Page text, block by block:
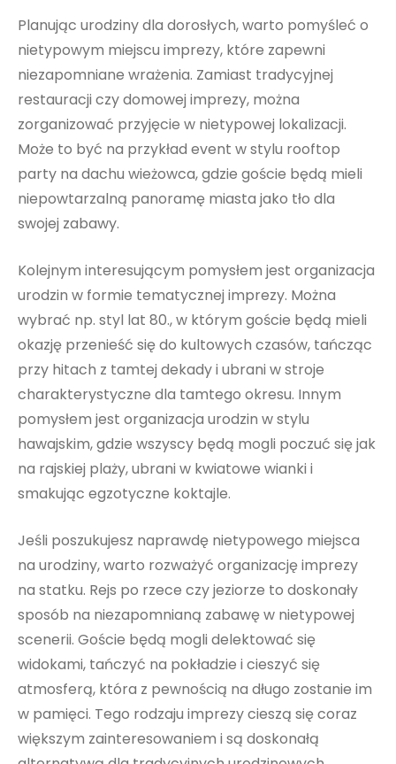
Planując urodziny dla dorosłych, warto pomyśleć o
nietypowym miejscu imprezy, które zapewni
niezapomniane wrażenia. Zamiast tradycyjnej
restauracji czy domowej imprezy, można
zorganizować przyjęcie w nietypowej lokalizacji.
Może to być na przykład event w stylu rooftop
party na dachu wieżowca, gdzie goście będą mieli
niepowtarzalną panoramę miasta jako tło dla
swojej zabawy.
Kolejnym interesującym pomysłem jest organizacja
urodzin w formie tematycznej imprezy. Można
wybrać np. styl lat 80., w którym goście będą mieli
okazję przenieść się do kultowych czasów, tańcząc
przy hitach z tamtej dekady i ubrani w stroje
charakterystyczne dla tamtego okresu. Innym
pomysłem jest organizacja urodzin w stylu
hawajskim, gdzie wszyscy będą mogli poczuć się jak
na rajskiej plaży, ubrani w kwiatowe wianki i
smakując egzotyczne koktajle.
Jeśli poszukujesz naprawdę nietypowego miejsca
na urodziny, warto rozważyć organizację imprezy
na statku. Rejs po rzece czy jeziorze to doskonały
sposób na niezapomnianą zabawę w nietypowej
scenerii. Goście będą mogli delektować się
widokami, tańczyć na pokładzie i cieszyć się
atmosferą, która z pewnością na długo zostanie im
w pamięci. Tego rodzaju imprezy cieszą się coraz
większym zainteresowaniem i są doskonałą